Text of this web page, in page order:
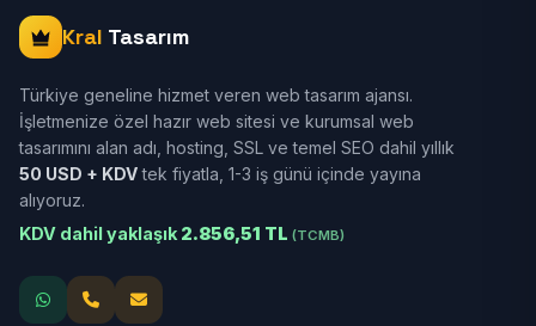
Kral Tasarım
Türkiye geneline hizmet veren web tasarım ajansı.
İşletmenize özel hazır web sitesi ve kurumsal web
tasarımını alan adı, hosting, SSL ve temel SEO dahil yıllık
50 USD + KDVtek fiyatla, 1-3 iş günü içinde yayına
alıyoruz.
KDV dahil yaklaşık 2.856,51 TL (TCMB)